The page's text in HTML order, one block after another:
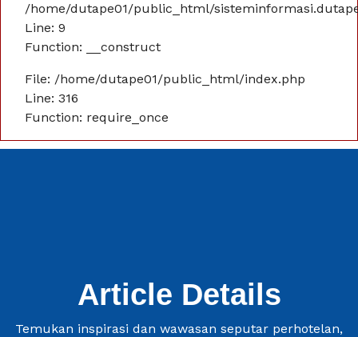
/home/dutape01/public_html/
Line: 9
Function: __construct
File: /home/dutape01/public_html/index.php
Line: 316
Function: require_once
Article Details
Temukan inspirasi dan wawasan seputar perhotelan,